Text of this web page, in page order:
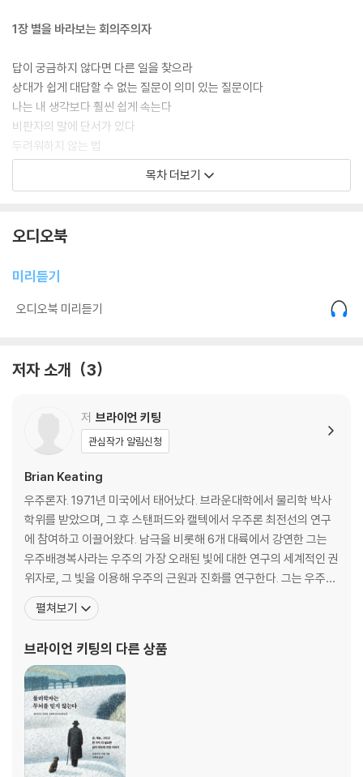
1장 별을 바라보는 회의주의자
답이 궁금하지 않다면 다른 일을 찾으라
상대가 쉽게 대답할 수 없는 질문이 의미 있는 질문이다
나는 내 생각보다 훨씬 쉽게 속는다
비판자의 말에 단서가 있다
두려워하지 않는 법
2장 납득할 수 있는 실패에 도달하라
모든 실험의 목표는 성공이 아니라 학습이다
소통하지 않으면 괴짜일 뿐이다
마지막까지 승리하는 법
3장 쓸모없는 과학이 가장 우아하다
시간을 내서 하는 상상
‘쓰레기 시간’의 힘
행복해서 가르친다
아름다움이라는 도구를 쓰는 법
세상에는 그 자체로 중요한 일이 있다
아름다움이라는 도구를 쓰는 법
4장 가르치는 것이 곧 영향력이다
지금까지 해왔던 방식이라고 그게 맞는 것은 아니다
1만 시간 법칙이 불러일으킨 오해
막막한 그 순간 뇌는 일하고 있다
진정한 유산은 무엇인가
5장 있는 것을 갖고 하라
완벽함은 탁월함의 적이다
의견이 다른 사람과 일할 때 둘 다 강해진다
목차 더보기
오디오북
미리듣기
오디오북 미리듣기
저자 소개 3
저 브라이언 키팅
관심작가 알림신청
Brian Keating
우주론자. 1971년 미국에서 태어났다. 브라운대학에서 물리학 박사
학위를 받았으며, 그 후 스탠퍼드와 캘텍에서 우주론 최전선의 연구
에 참여하고 이끌어왔다. 남극을 비롯해 6개 대륙에서 강연한 그는
우주배경복사라는 우주의 가장 오래된 빛에 대한 연구의 세계적인 권
위자로, 그 빛을 이용해 우주의 근원과 진화를 연구한다. 그는 우주배
경복사의 관측 장치인 BICEP을 실현하는 결정적인 아이디어를 제공
했고 그 공로를 인정받아 2007년 미국에서 가장 유망한 젊은 과학자
학교 샌디에이고에서 물리학 정교수로 재직 중이다.
펼쳐보기
브라이언 키팅의 다른 상품